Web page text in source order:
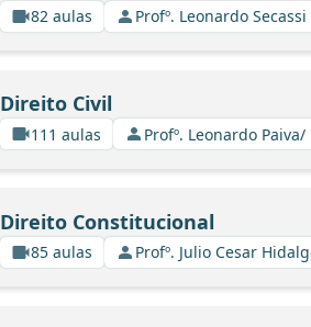
82 aulas Profº. Leonardo
Direito Civil
111 aulas Profº. Leonardo
Direito Constitucional
85 aulas Profº. Julio Cesar